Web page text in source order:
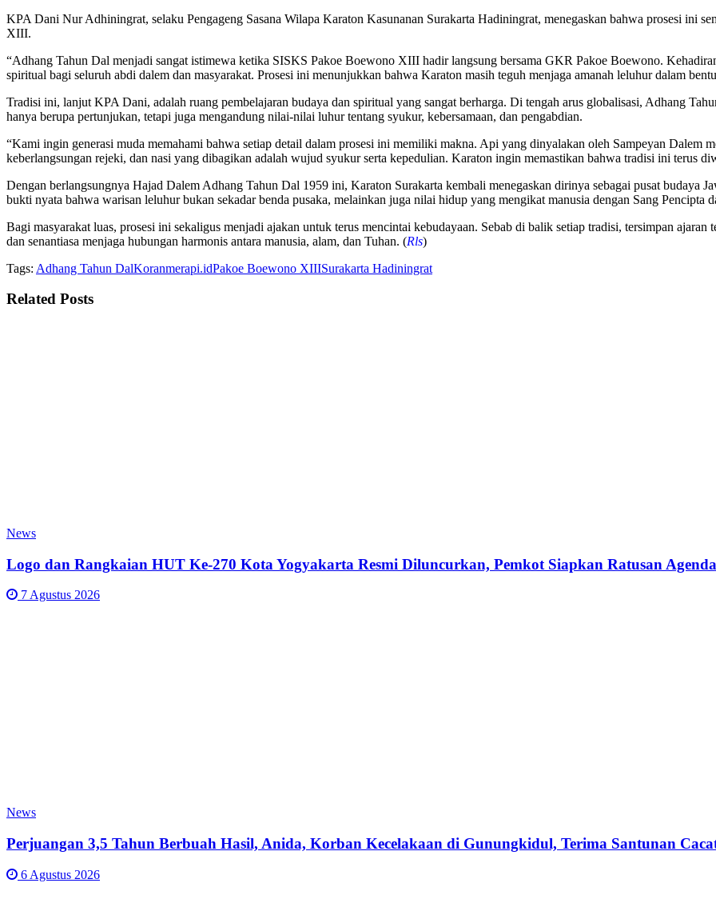
KPA Dani Nur Adhiningrat, selaku Pengageng Sasana Wilapa Karaton Kasunanan Surakarta Hadiningrat, menegaskan bahwa prosesi ini
XIII.
“Adhang Tahun Dal menjadi sangat istimewa ketika SISKS Pakoe Boewono XIII hadir langsung bersama GKR Pakoe Boewono.
spiritual bagi seluruh abdi dalem dan masyarakat. Prosesi ini menunjukkan bahwa Karaton masih teguh menjaga amanah leluhur dalam
Tradisi ini, lanjut KPA Dani, adalah ruang pembelajaran budaya dan spiritual yang sangat berharga. Di tengah arus globalisasi, Adhang
hanya berupa pertunjukan, tetapi juga mengandung nilai-nilai luhur tentang syukur, kebersamaan, dan pengabdian.
“Kami ingin generasi muda memahami bahwa setiap detail dalam prosesi ini memiliki makna. Api yang dinyalakan oleh Sampeyan Dalem
keberlangsungan rejeki, dan nasi yang dibagikan adalah wujud syukur serta kepedulian. Karaton ingin memastikan bahwa tradisi ini terus
Dengan berlangsungnya Hajad Dalem Adhang Tahun Dal 1959 ini, Karaton Surakarta kembali menegaskan dirinya sebagai pusat budaya
bukti nyata bahwa warisan leluhur bukan sekadar benda pusaka, melainkan juga nilai hidup yang mengikat manusia dengan Sang Pencipta
Bagi masyarakat luas, prosesi ini sekaligus menjadi ajakan untuk terus mencintai kebudayaan. Sebab di balik setiap tradisi, tersimpan ajaran
dan senantiasa menjaga hubungan harmonis antara manusia, alam, dan Tuhan. (Rls)
Tags: Adhang Tahun DalKoranmerapi.idPakoe Boewono XIIISurakarta Hadiningrat
Related Posts
News
Logo dan Rangkaian HUT Ke-270 Kota Yogyakarta Resmi Diluncurkan, Pemkot Siapkan Ratusan
7 Agustus 2026
News
Perjuangan 3,5 Tahun Berbuah Hasil, Anida, Korban Kecelakaan di Gunungkidul, Terima Santunan
6 Agustus 2026